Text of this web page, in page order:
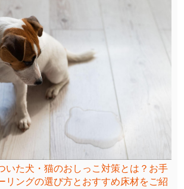
いた犬・猫のおしっこ対策とは？お手
リングの選び方とおすすめ床材をご紹